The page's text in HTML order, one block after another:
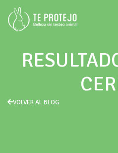
VOLVER AL BLOG